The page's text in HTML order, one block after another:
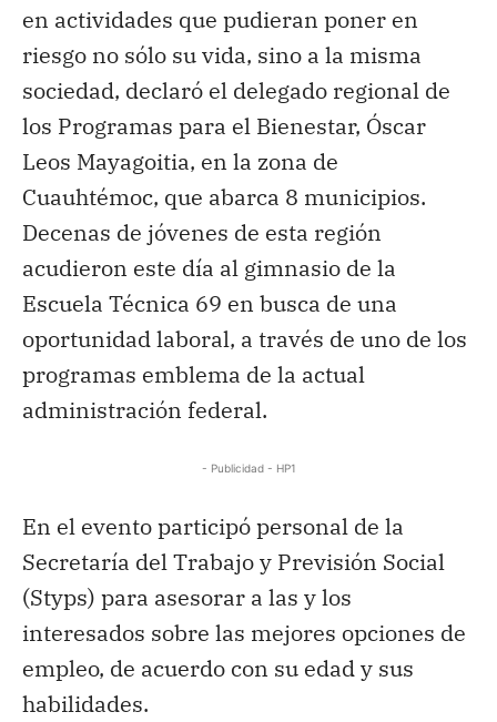
en actividades que pudieran poner en
riesgo no sólo su vida, sino a la misma
sociedad, declaró el delegado regional de
los Programas para el Bienestar, Óscar
Leos Mayagoitia, en la zona de
Cuauhtémoc, que abarca 8 municipios.
Decenas de jóvenes de esta región
acudieron este día al gimnasio de la
Escuela Técnica 69 en busca de una
oportunidad laboral, a través de uno de los
programas emblema de la actual
administración federal.
- Publicidad - HP1
En el evento participó personal de la
Secretaría del Trabajo y Previsión Social
(Styps) para asesorar a las y los
interesados sobre las mejores opciones de
empleo, de acuerdo con su edad y sus
habilidades.